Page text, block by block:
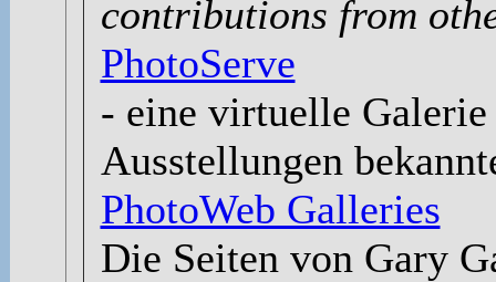
contributions from
PhotoServe
- eine virtuelle
Ausstellungen
PhotoWeb Galleries
Die Seiten von Gary